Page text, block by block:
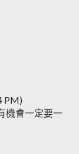
PM)
機會一定要一